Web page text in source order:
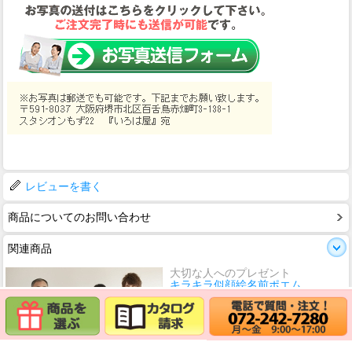
レビューを書く
商品についてのお問い合わせ
関連商品
大切な人へのプレゼント
キラキラ似顔絵名前ポエム
価格22,000円(消費税込:24,200円)